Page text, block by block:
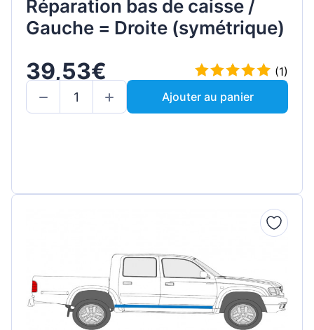
Réparation bas de caisse /
Gauche = Droite (symétrique)
39,53€
(1)
Ajouter au panier